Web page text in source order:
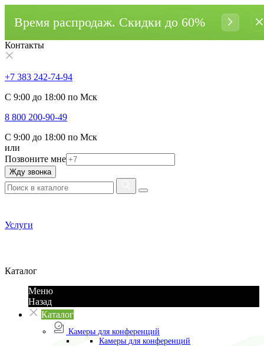
Время распродаж. Cкидки до 60%
Контакты
+7 383 242-74-94
С 9:00 до 18:00 по Мск
8 800 200-90-49
С 9:00 до 18:00 по Мск
или
Позвоните мне
Жду звонка
Услуги
Каталог
Меню
Назад
Каталог
Камеры для конференций
Камеры для конференций